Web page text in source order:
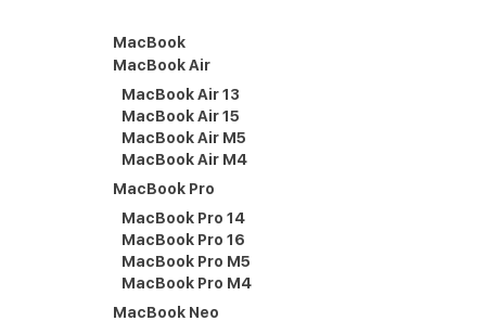
MacBook
MacBook Air
MacBook Air 13
MacBook Air 15
MacBook Air M5
MacBook Air M4
MacBook Pro
MacBook Pro 14
MacBook Pro 16
MacBook Pro M5
MacBook Pro M4
MacBook Neo